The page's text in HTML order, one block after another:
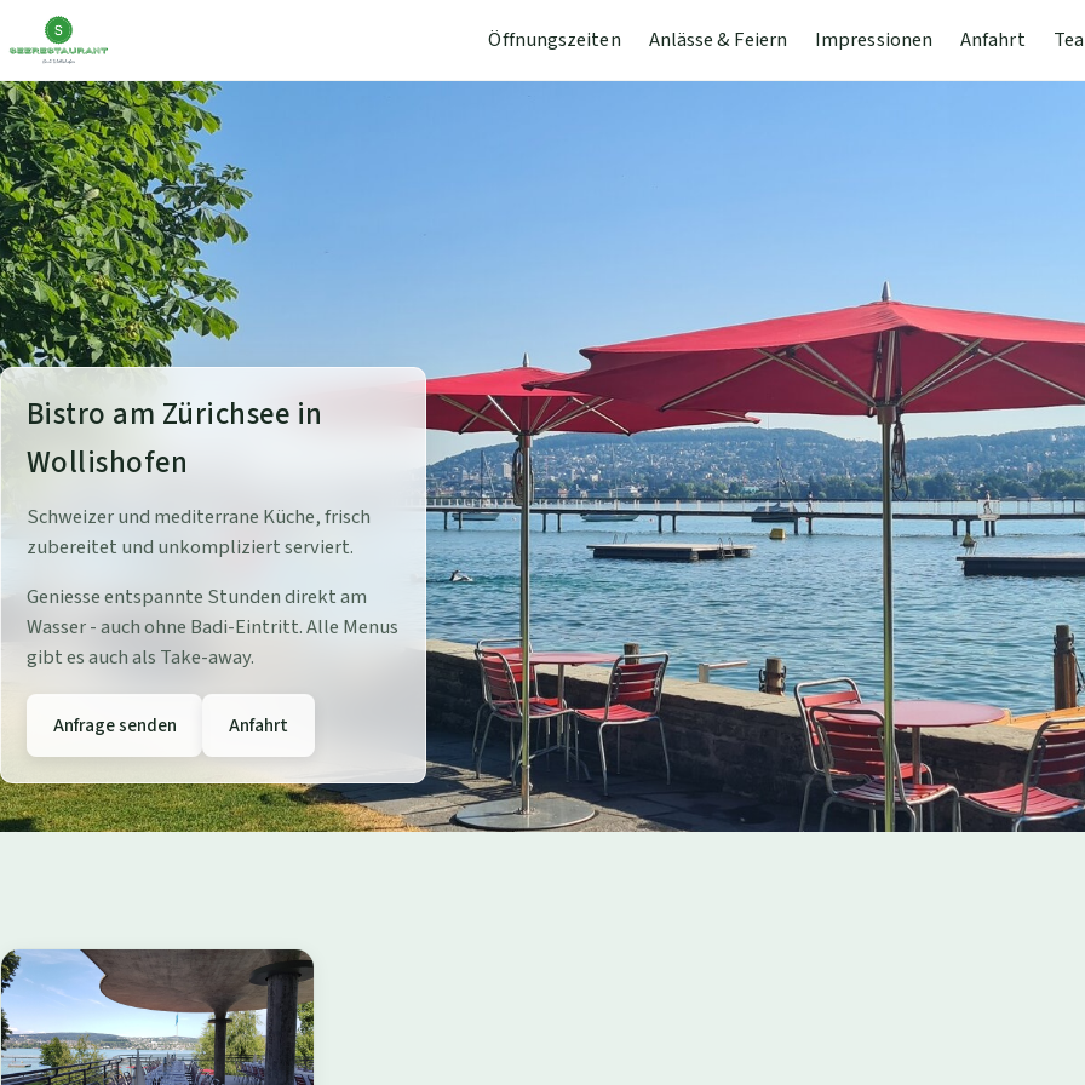
Öffnungszeiten Anlässe & Feiern Impressionen Anfahrt
S
e
e
r
e
s
t
a
u
r
n
t
B
Bistro am Zürichsee in
Wollishofen
Schweizer und mediterrane Küche, frisch
zubereitet und unkompliziert serviert.
Geniesse entspannte Stunden direkt am
Wasser - auch ohne Badi-Eintritt. Alle Menus
gibt es auch als Take-away.
Anfrage senden Anfahrt